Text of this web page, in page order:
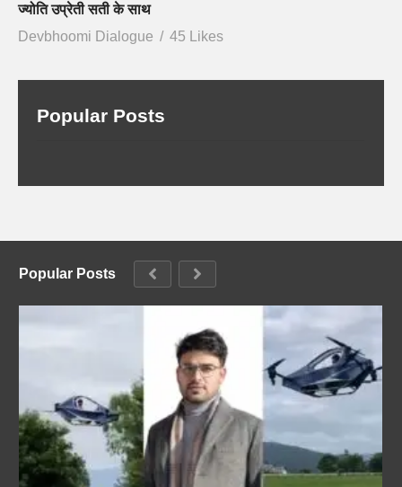
ज्योति उप्रेती सती के साथ
Devbhoomi Dialogue
45 Likes
Popular Posts
Popular Posts